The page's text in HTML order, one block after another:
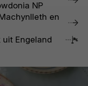
NP
en
Engeland